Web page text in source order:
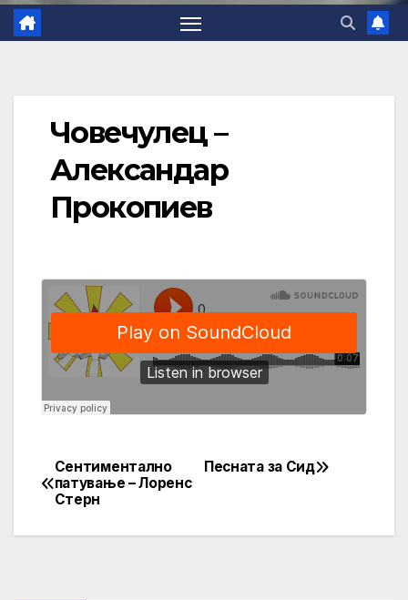
Човечулец –
Александар
Прокопиев
Post
navigation
Песната за Сид
Сентиментално
патување – Лоренс
Стерн